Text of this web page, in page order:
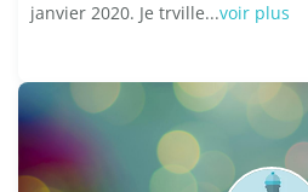
janvier 2020. Je trville...voir plus